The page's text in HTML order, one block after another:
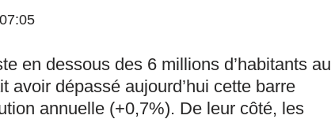
en dessous des 6 millions d’habitants au
avoir dépassé aujourd’hui cette barre
annuelle (+0,7%). De leur côté, les